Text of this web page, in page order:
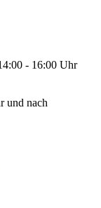
- 16:00 Uhr
und nach